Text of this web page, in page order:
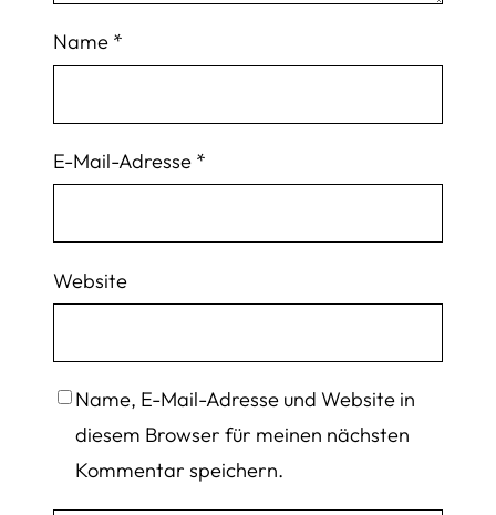
Name *
E-Mail-Adresse *
Website
Name, E-Mail-Adresse und Website in
diesem Browser für meinen nächsten
Kommentar speichern.